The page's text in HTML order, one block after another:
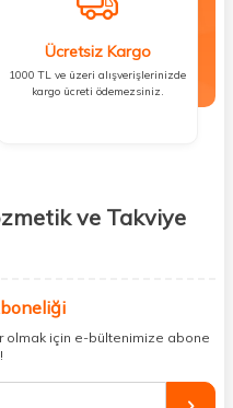
Ücretsiz Kargo
1000 TL ve üzeri alışverişlerinizde
kargo ücreti ödemezsiniz.
ve Takviye
ürünlerini sizlerle
gerek yok;
topluyor ve kapınıza kadar
güzelliğinizi tamamlayabilir,
olmak için e-bültenimize abone